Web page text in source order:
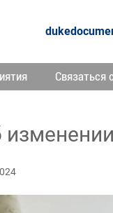
Связаться